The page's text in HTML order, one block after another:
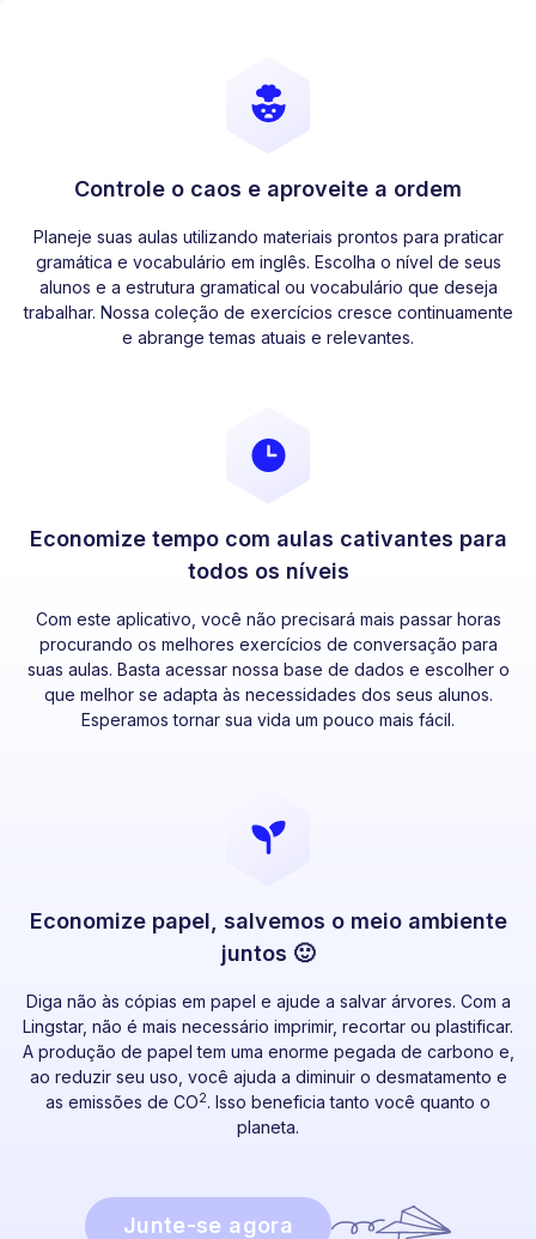
Controle o caos e aproveite a ordem
Planeje suas aulas utilizando materiais prontos para praticar
gramática e vocabulário em inglês. Escolha o nível de seus
alunos e a estrutura gramatical ou vocabulário que deseja
trabalhar. Nossa coleção de exercícios cresce continuamente
e abrange temas atuais e relevantes.
Economize tempo com aulas cativantes para
todos os níveis
Com este aplicativo, você não precisará mais passar horas
procurando os melhores exercícios de conversação para
suas aulas. Basta acessar nossa base de dados e escolher o
que melhor se adapta às necessidades dos seus alunos.
Esperamos tornar sua vida um pouco mais fácil.
Economize papel, salvemos o meio ambiente
juntos 🙂
Diga não às cópias em papel e ajude a salvar árvores. Com a
Lingstar, não é mais necessário imprimir, recortar ou plastificar.
A produção de papel tem uma enorme pegada de carbono e,
ao reduzir seu uso, você ajuda a diminuir o desmatamento e
as emissões de CO2. Isso beneficia tanto você quanto o
planeta.
Junte-se agora